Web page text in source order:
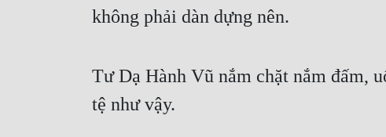
không phải dàn dựng nên.
Tư Dạ Hành Vũ nắm chặt nắm đấm,
tệ như vậy.